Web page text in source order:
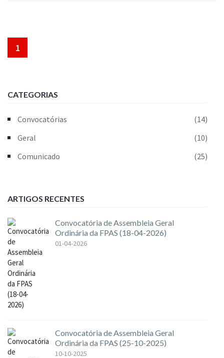
1
CATEGORIAS
Convocatórias
(14)
Geral
(10)
Comunicado
(25)
ARTIGOS RECENTES
Convocatória de Assembleia Geral
Ordinária da FPAS (18-04-2026)
01-04-2026
Convocatória de Assembleia Geral
Ordinária da FPAS (25-10-2025)
10-10-2025